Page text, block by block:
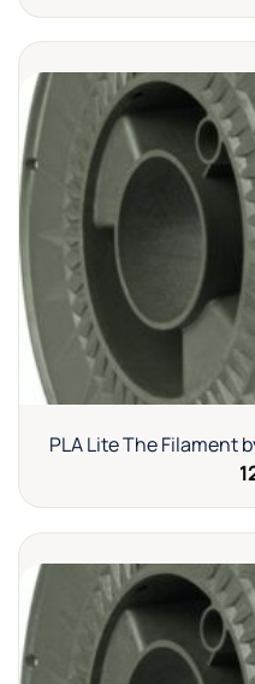
PLA Lite The Filament